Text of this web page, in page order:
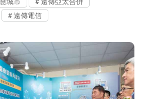
遠傳電信